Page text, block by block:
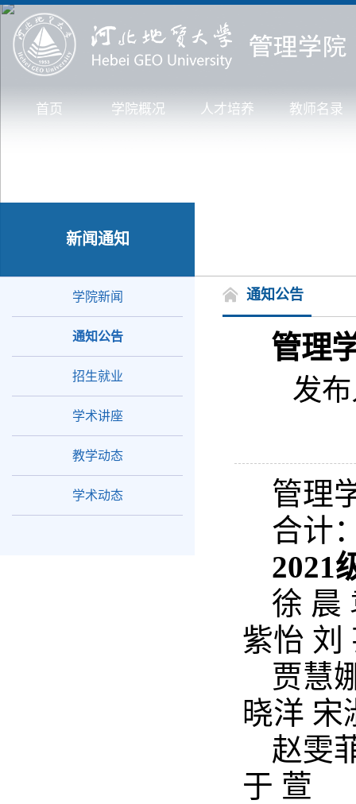
首页 学院概况 人才培养 教师名录
新闻通知
学院新闻
通知公告
招生就业
学术讲座
教学动态
学术动态
通知公告
管理
发
管理
合计
2021
徐 晨
紫怡 刘
贾慧
晓洋 宋
赵雯
于 萱